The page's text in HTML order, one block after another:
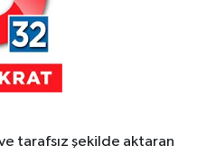
tarafsız şekilde aktaran